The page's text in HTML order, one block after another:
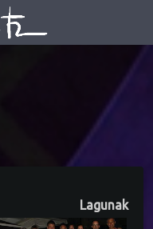
Lagunak